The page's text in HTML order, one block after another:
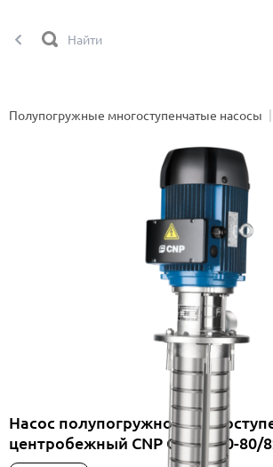
Полупогружные многоступенчатые насосы
Насос полупогружной
центробежный CNP CDLKF20-80/